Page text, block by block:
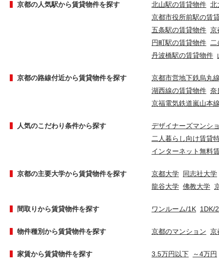
京都の人気駅から賃貸物件を探す 北山駅の賃貸物件 北
京都市役所前駅の賃
五条駅の賃貸物件 京
円町駅の賃貸物件
丹波橋駅の賃貸物件
京都の路線付近から賃貸物件を探す
京都市営地下鉄烏丸
湖西線の賃貸物件 奈
京福電気鉄道嵐山本
人気のこだわり条件から探す
デザイナーズマンシ
二人暮らし向け賃貸
インターネット無料
京都の主要大学から賃貸物件を探す 京都大学 同志社大学
龍谷大学 佛教大学
間取りから賃貸物件を探す ワンルーム/1K 1DK/
物件種別から賃貸物件を探す 京都のマンション 京
家賃から賃貸物件を探す 3.5万円以下 ～4万円